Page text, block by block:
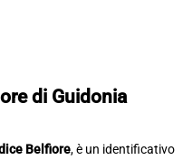
di Guidonia
Belfiore, è un identificativo